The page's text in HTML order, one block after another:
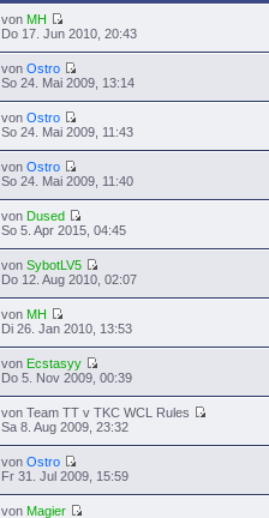
von MH
Do 17. Jun 2010, 20:43
von Ostro
So 24. Mai 2009, 13:14
von Ostro
So 24. Mai 2009, 11:43
von Ostro
So 24. Mai 2009, 11:40
von Dused
So 5. Apr 2015, 04:45
von SybotLV5
Do 12. Aug 2010, 02:07
von MH
Di 26. Jan 2010, 13:53
von Ecstasyy
Do 5. Nov 2009, 00:39
von Team TT v TKC WCL Rules
Sa 8. Aug 2009, 23:32
von Ostro
Fr 31. Jul 2009, 15:59
von Magier